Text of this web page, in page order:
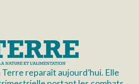
Terre reparaît aujourd’hui. Elle